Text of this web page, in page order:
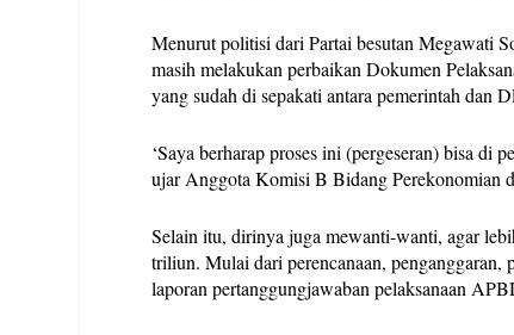
Menurut politisi dari Partai besutan Megawati
masih melakukan perbaikan Dokumen
yang sudah di sepakati antara pemerintah dan
‘Saya berharap proses ini (pergeseran) bisa
ujar Anggota Komisi B Bidang Perekonomian
Selain itu, dirinya juga mewanti-wanti, agar
triliun. Mulai dari perencanaan, penganggaran,
laporan pertanggungjawaban pelaksanaan